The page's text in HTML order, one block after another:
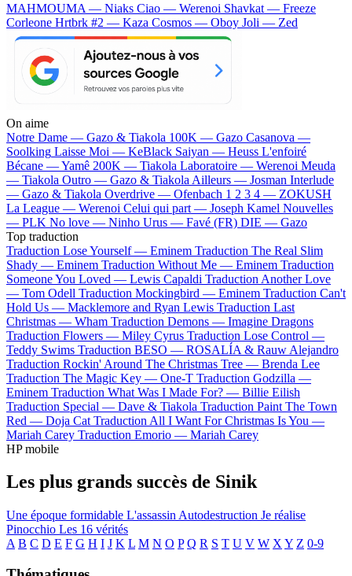
MAHMOUMA — Niaks Ciao — Werenoi Shavkat — Freeze
Corleone Hrtbrk #2 — Kaza Cosmos — Oboy Joli — Zed
On aime
Notre Dame — Gazo & Tiakola 100K — Gazo Casanova —
Soolking Laisse Moi — KeBlack Saiyan — Heuss L'enfoiré
Bécane —Yamê 200K — Tiakola Laboratoire — Werenoi Meuda
— Tiakola Outro — Gazo & Tiakola Ailleurs — Josman Interlude
— Gazo & Tiakola Overdrive — Ofenbach 1 2 3 4 — ZOKUSH
La League — Werenoi Celui qui part — Joseph Kamel Nouvelles
— PLK No love — Ninho Urus — Favé (FR) DIE — Gazo
Top traduction
Traduction Lose Yourself — Eminem Traduction The Real Slim
Shady — Eminem Traduction Without Me — Eminem Traduction
Someone You Loved — Lewis Capaldi Traduction Another Love
— Tom Odell Traduction Mockingbird — Eminem Traduction Can't
Hold Us — Macklemore and Ryan Lewis Traduction Last
Christmas — Wham Traduction Demons — Imagine Dragons
Traduction Flowers — Miley Cyrus Traduction Lose Control —
Teddy Swims Traduction BESO — ROSALÍA & Rauw Alejandro
Traduction Rockin' Around The Christmas Tree — Brenda Lee
Traduction The Magic Key — One-T Traduction Godzilla —
Eminem Traduction What Was I Made For? — Billie Eilish
Traduction Special — Dave & Tiakola Traduction Paint The Town
Red — Doja Cat Traduction All I Want For Christmas Is You —
Mariah Carey Traduction Emorio — Mariah Carey
HP mobile
Les plus grands succès de Sinik
Une époque formidable L'assassin Autodestruction Je réalise
Pinocchio Les 16 vérités
A B C D E F G H I J K L M N O P Q R S T U V W X Y Z 0-9